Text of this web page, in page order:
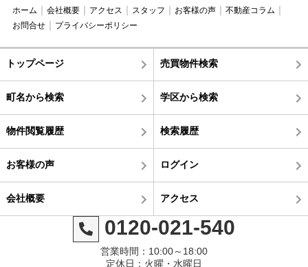
ホーム 会社概要 アクセス スタッフ お客様の声
不動産コラム
お問合せ
プライバシーポリシー
トップページ 売買物件検索
町名から検索 学区から検索
物件閲覧履歴 検索履歴
お客様の声 ログイン
会社概要 アクセス
0120-021-540
営業時間：10:00～18:00
定休日：火曜・水曜日